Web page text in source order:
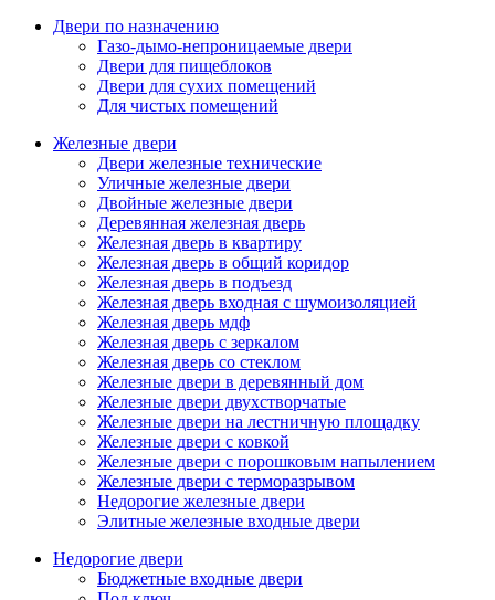
Двери по назначению
Газо-дымо-непроницаемые двери
Двери для пищеблоков
Двери для сухих помещений
Для чистых помещений
Железные двери
Двери железные технические
Уличные железные двери
Двойные железные двери
Деревянная железная дверь
Железная дверь в квартиру
Железная дверь в общий коридор
Железная дверь в подъезд
Железная дверь входная с шумоизоляцией
Железная дверь мдф
Железная дверь с зеркалом
Железная дверь со стеклом
Железные двери в деревянный дом
Железные двери двухстворчатые
Железные двери на лестничную площадку
Железные двери с ковкой
Железные двери с порошковым напылением
Железные двери с терморазрывом
Недорогие железные двери
Элитные железные входные двери
Недорогие двери
Бюджетные входные двери